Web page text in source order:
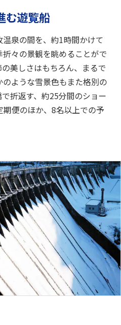
む遊覧船
泉の間を、約1時間かけて
々の景観を眺めることがで
美しさはもちろん、まるで
ような雪景色もまた格別の
折返す、約25分間のショー
期便のほか、8名以上での予